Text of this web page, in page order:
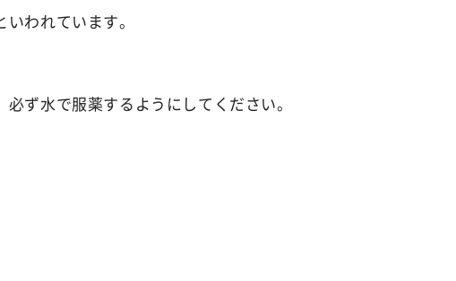
Scrub薬用イビサボディスクラブ
Cream
バルクリーム
われています。
ず水で服薬するようにしてください。